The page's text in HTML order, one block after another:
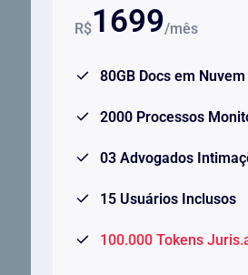
R$1699/mês
80GB Docs em Nuvem
2000 Processos
03 Advogados
15 Usuários Inclusos
100.000 Tokens